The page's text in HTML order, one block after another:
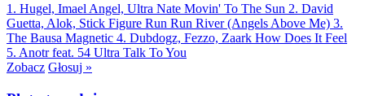
1. Hugel, Imael Angel, Ultra Nate Movin' To The Sun 2. David
Guetta, Alok, Stick Figure Run Run River (Angels Above Me) 3.
The Bausa Magnetic 4. Dubdogz, Fezzo, Zaark How Does It Feel
5. Anotr feat. 54 Ultra Talk To You
Zobacz Głosuj »